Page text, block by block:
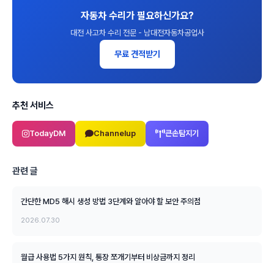
자동차 수리가 필요하신가요?
대전 사고차 수리 전문 - 남대전자동차공업사
무료 견적받기
추천 서비스
TodayDM Channelup 큰손탐지기
관련 글
간단한 MD5 해시 생성 방법 3단계와 알아야 할 보안 주의점
2026.07.30
월급 사용법 5가지 원칙, 통장 쪼개기부터 비상금까지 정리